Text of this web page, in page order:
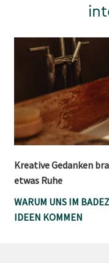
Kreative Gedanken
etwas Ruhe
WARUM UNS IM
IDEEN KOMMEN